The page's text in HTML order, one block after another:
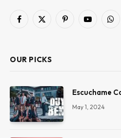
Facebook
X
PinterestYouTube
OUR PICKS
Escuchame
May 1, 2024